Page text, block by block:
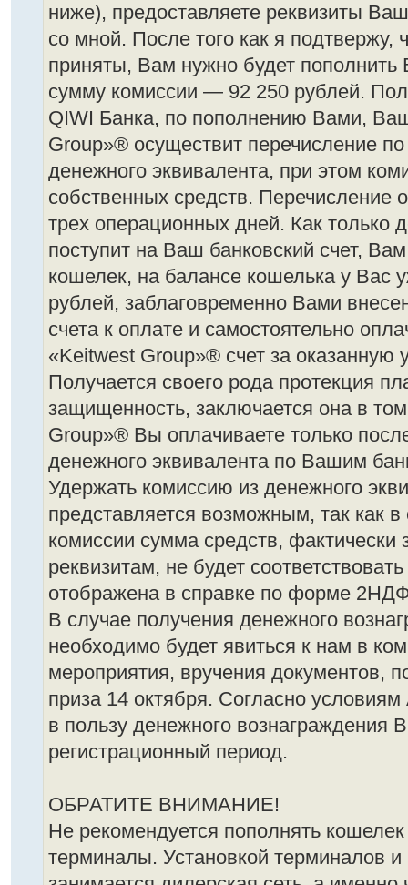
ниже), предоставляете реквизиты
со мной. После того как я подтвержу,
приняты, Вам нужно будет
сумму комиссии — 92 250 рублей.
QIWI Банка, по пополнению Вами,
Group»® осуществит перечисление
денежного эквивалента, при этом
собственных средств. Перечисление
трех операционных дней. Как только
поступит на Ваш банковский счет,
кошелек, на балансе кошелька у Вас
рублей, заблаговременно Вами
счета к оплате и самостоятельно
«Keitwest Group»® счет за оказанную
Получается своего рода протекция
защищенность, заключается она в
Group»® Вы оплачиваете только
денежного эквивалента по Вашим
Удержать комиссию из денежного
представляется возможным, так как
комиссии сумма средств,
реквизитам, не будет
отображена в справке по форме
В случае получения денежного
необходимо будет явиться к нам в
мероприятия, вручения документов,
приза 14 октября. Согласно условиям
в пользу денежного вознаграждения
регистрационный период.
ОБРАТИТЕ ВНИМАНИЕ!
Не рекомендуется пополнять
терминалы. Установкой терминалов